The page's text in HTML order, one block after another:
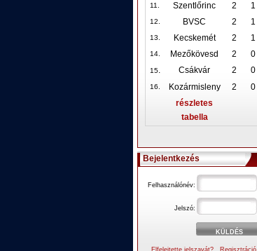
11. Szentlőrinc 2 1
12. BVSC 2 1
13. Kecskemét 2 1
14. Mezőkövesd 2 0
15. Csákvár 2 0
16. Kozármisleny 2
0
részletes
tabella
Bejelentkezés
Felhasználónév:
Jelszó:
Elfelejtette jelszavát? Regisztráció